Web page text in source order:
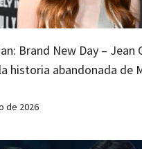
Brand New Day – Jean
historia abandonada de
de 2026